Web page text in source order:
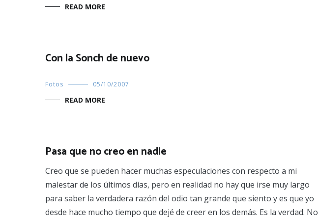
READ MORE
Con la Sonch de nuevo
Fotos 05/10/2007
READ MORE
Pasa que no creo en nadie
Creo que se pueden hacer muchas especulaciones con respecto a mi
malestar de los últimos días, pero en realidad no hay que irse muy largo
para saber la verdadera razón del odio tan grande que siento y es que yo
desde hace mucho tiempo que dejé de creer en los demás. Es la verdad. No